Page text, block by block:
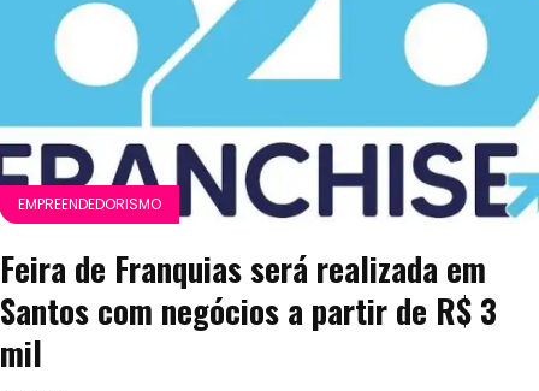
EMPREENDEDORISMO
Feira de Franquias será realizada em
Santos com negócios a partir de R$ 3
mil